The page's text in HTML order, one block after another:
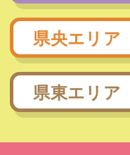
県央エリア
県東エリア